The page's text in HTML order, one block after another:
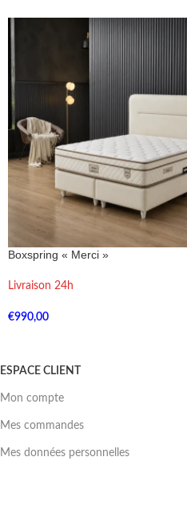
Boxspring « Merci »
Livraison 24h
€990,00
ESPACE CLIENT
Mon compte
Mes commandes
Mes données personnelles